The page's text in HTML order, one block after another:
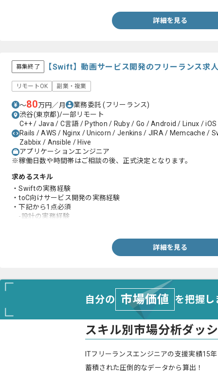
詳細を見る
募集終了 【Swift】動画サービス開発のフリーランス求
リモートOK 副業・複業
〜80万円／月 業務委託(フリーランス)
渋谷(東京都)/一部リモート
C++ / Java / C言語 / Python / Ruby / Go / Android / Linux /
Rails / AWS / Nginx / Unicorn / Jenkins / JIRA / Memcache /
Zabbix / Ansible / Hive
アプリケーションエンジニア
※稼働日数や時間帯はご相談の後、正式決定となります。
求めるスキル
・Swiftの実務経験
・toC向けサービス開発の実務経験
・下記から1点必須
-設計の実務経験
-スポーツベッティングサービス開発の実務経験
-コードベース改善の実務経験
-課題解決や業務改善および効率化の実務経験
詳細を見る
自分の 市場価値 を把握
スキル別市場分析ダッ
ITフリーランスエンジニアの支援実績15
蓄積された圧倒的なデータから算出！